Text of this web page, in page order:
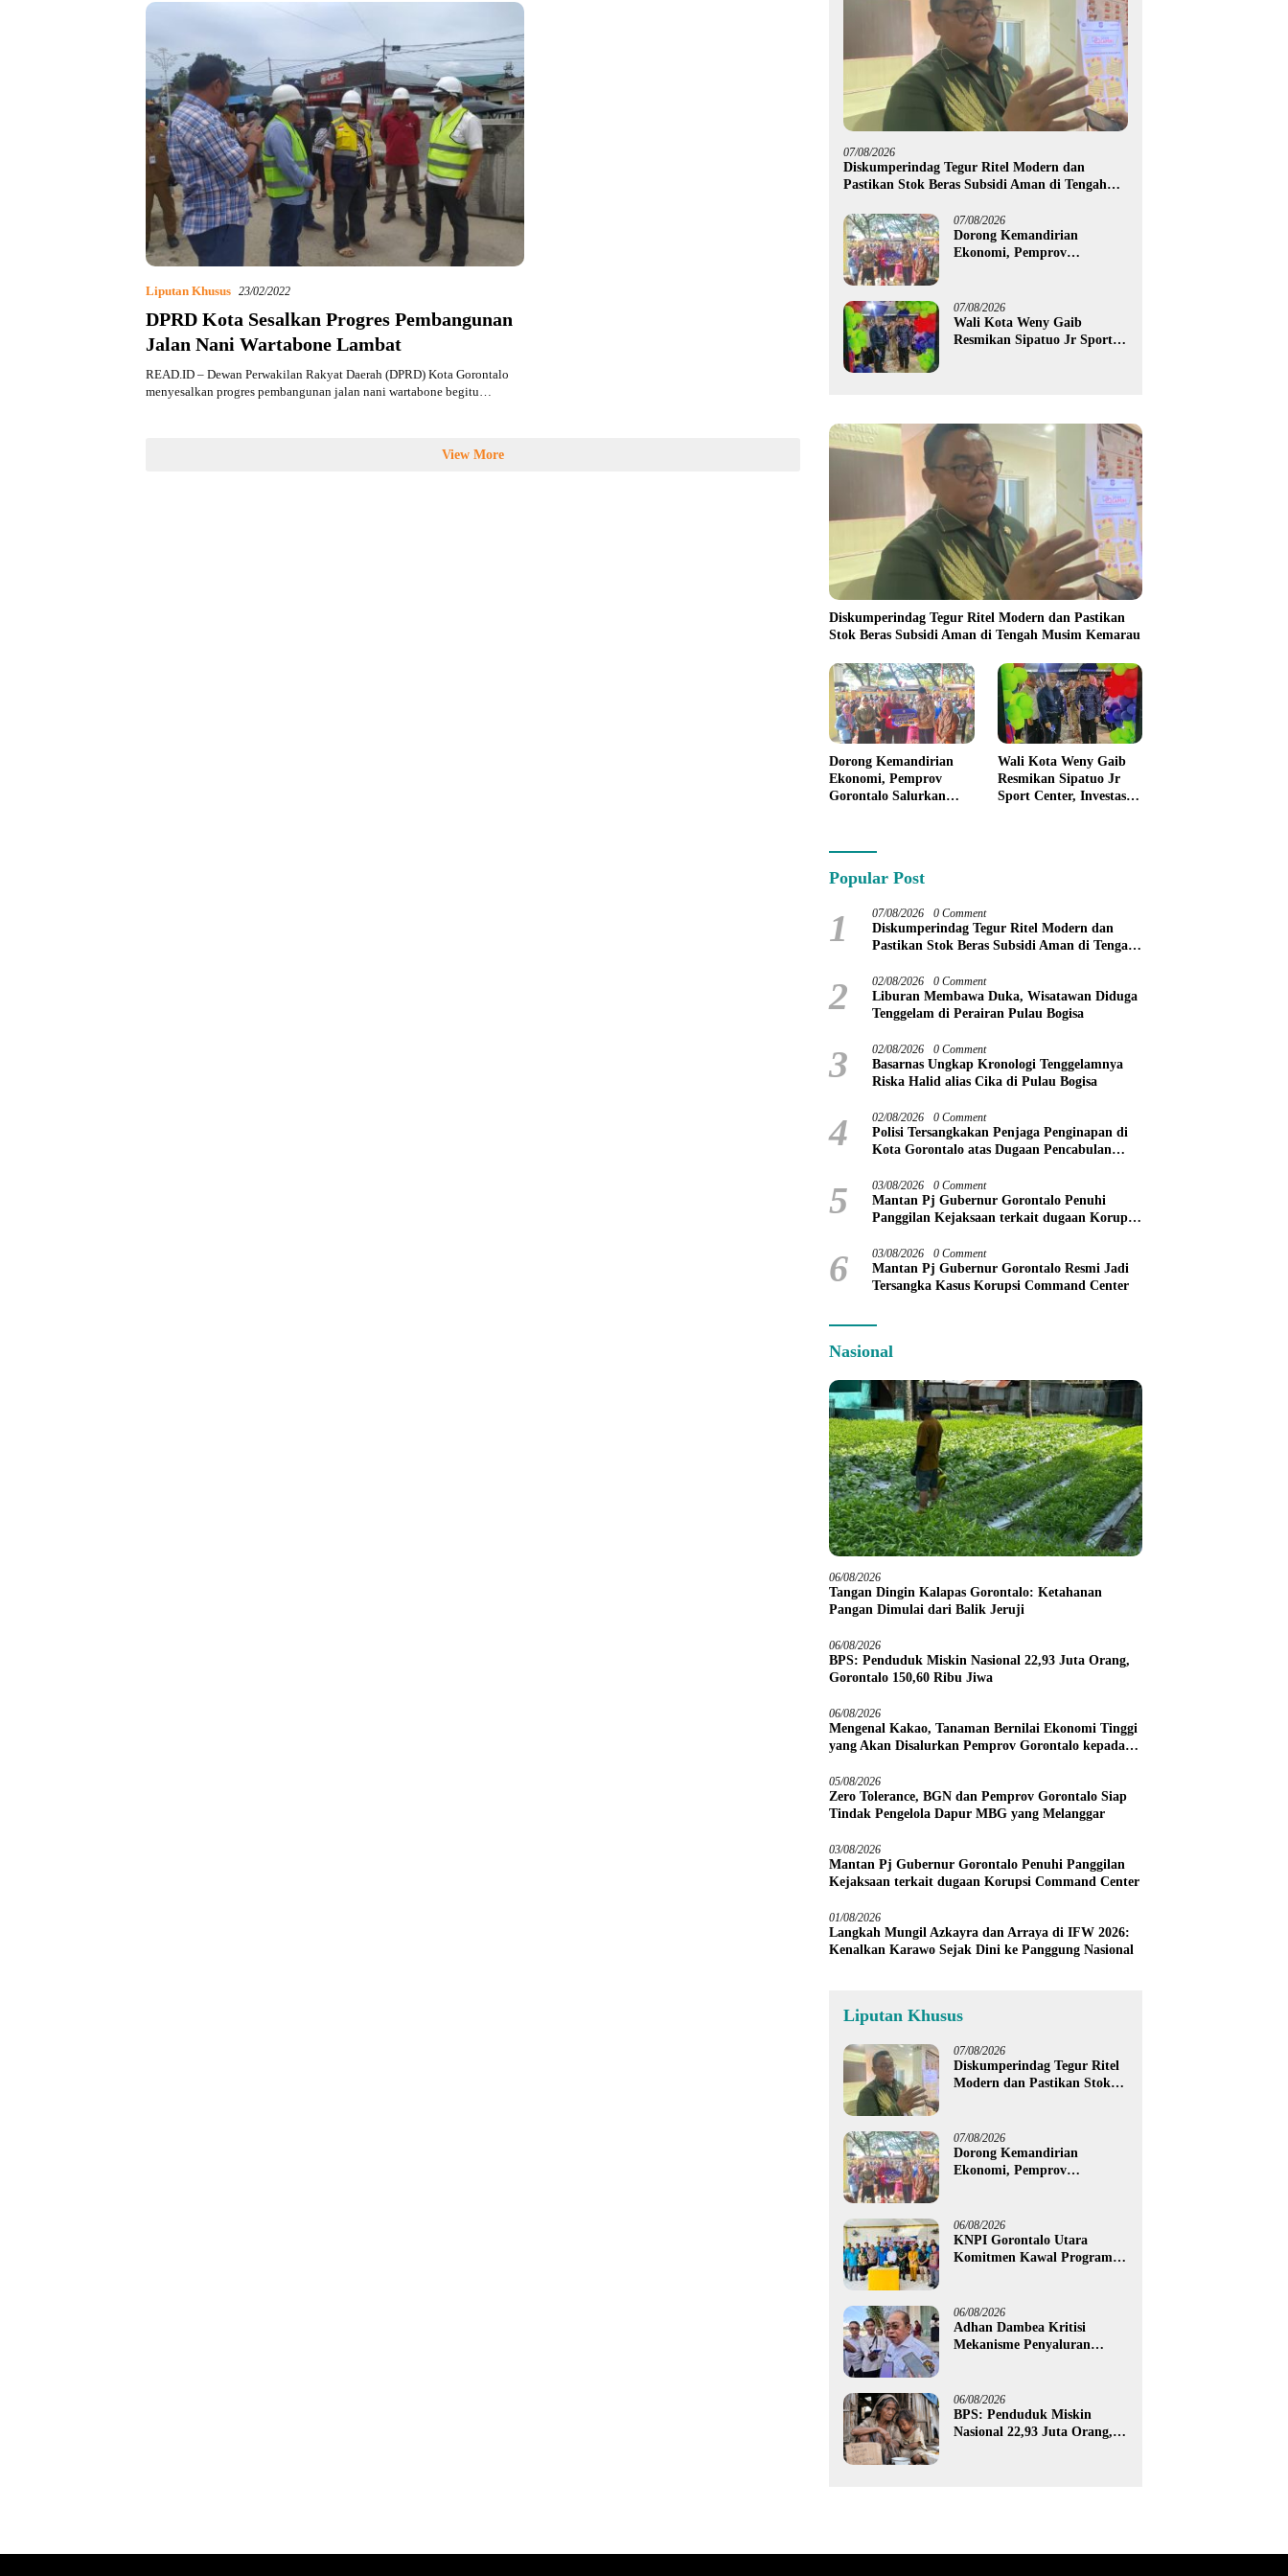
Liputan Khusus 23/02/2022
DPRD Kota Sesalkan Progres Pembangunan
Jalan Nani Wartabone Lambat
READ.ID – Dewan Perwakilan Rakyat Daerah (DPRD) Kota Gorontalo
menyesalkan progres pembangunan jalan nani wartabone begitu…
View More
07/08/2026
Diskumperindag Tegur Ritel Modern dan
Pastikan Stok Beras Subsidi Aman di Tengah
07/08/2026
Dorong Kemandirian
Ekonomi, Pemprov
untuk 395 Pelaku Usaha
07/08/2026
Wali Kota Weny Gaib
Resmikan Sipatuo Jr Sport
Diskumperindag Tegur Ritel Modern dan Pastikan
Stok Beras Subsidi Aman di Tengah Musim Kemarau
Dorong Kemandirian
Ekonomi, Pemprov
Gorontalo Salurkan
Pelaku Usaha
Wali Kota Weny Gaib
Resmikan Sipatuo Jr
Sport Center, Investasi
Popular Post
1 07/08/2026 0 Comment
Diskumperindag Tegur Ritel Modern dan
Pastikan Stok Beras Subsidi Aman di Tengah
2 02/08/2026 0 Comment
Liburan Membawa Duka, Wisatawan Diduga
Tenggelam di Perairan Pulau Bogisa
3 02/08/2026 0 Comment
Basarnas Ungkap Kronologi Tenggelamnya
Riska Halid alias Cika di Pulau Bogisa
4 02/08/2026 0 Comment
Polisi Tersangkakan Penjaga Penginapan di
Kota Gorontalo atas Dugaan Pencabulan
5 03/08/2026 0 Comment
Mantan Pj Gubernur Gorontalo Penuhi
Panggilan Kejaksaan terkait dugaan Korupsi
6 03/08/2026 0 Comment
Mantan Pj Gubernur Gorontalo Resmi Jadi
Tersangka Kasus Korupsi Command Center
Nasional
06/08/2026
Tangan Dingin Kalapas Gorontalo: Ketahanan
Pangan Dimulai dari Balik Jeruji
06/08/2026
BPS: Penduduk Miskin Nasional 22,93 Juta Orang,
Gorontalo 150,60 Ribu Jiwa
06/08/2026
Mengenal Kakao, Tanaman Bernilai Ekonomi Tinggi
yang Akan Disalurkan Pemprov Gorontalo kepada
05/08/2026
Zero Tolerance, BGN dan Pemprov Gorontalo Siap
Tindak Pengelola Dapur MBG yang Melanggar
03/08/2026
Mantan Pj Gubernur Gorontalo Penuhi Panggilan
Kejaksaan terkait dugaan Korupsi Command Center
01/08/2026
Langkah Mungil Azkayra dan Arraya di IFW 2026:
Kenalkan Karawo Sejak Dini ke Panggung Nasional
Liputan Khusus
07/08/2026
Diskumperindag Tegur Ritel
Modern dan Pastikan Stok
07/08/2026
Dorong Kemandirian
Ekonomi, Pemprov
untuk 395 Pelaku Usaha
06/08/2026
KNPI Gorontalo Utara
Komitmen Kawal Program
06/08/2026
Adhan Dambea Kritisi
Mekanisme Penyaluran
06/08/2026
BPS: Penduduk Miskin
Nasional 22,93 Juta Orang,